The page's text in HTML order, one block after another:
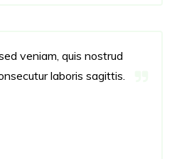
veniam, quis nostrud
laboris sagittis.